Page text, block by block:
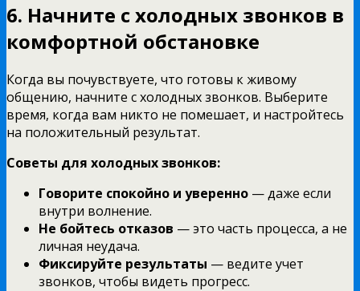
6. Начните с холодных звонков в
комфортной обстановке
Когда вы почувствуете, что готовы к живому
общению, начните с холодных звонков. Выберите
время, когда вам никто не помешает, и настройтесь
на положительный результат.
Советы для холодных звонков:
Говорите спокойно и уверенно — даже если
внутри волнение.
Не бойтесь отказов — это часть процесса, а не
личная неудача.
Фиксируйте результаты — ведите учет
звонков, чтобы видеть прогресс.